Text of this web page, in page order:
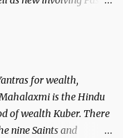
past life or what are
Our aim is to
involving past life.
in this regard.
for wealth,
is the Hindu
of wealth Kuber. There
nine Saints and